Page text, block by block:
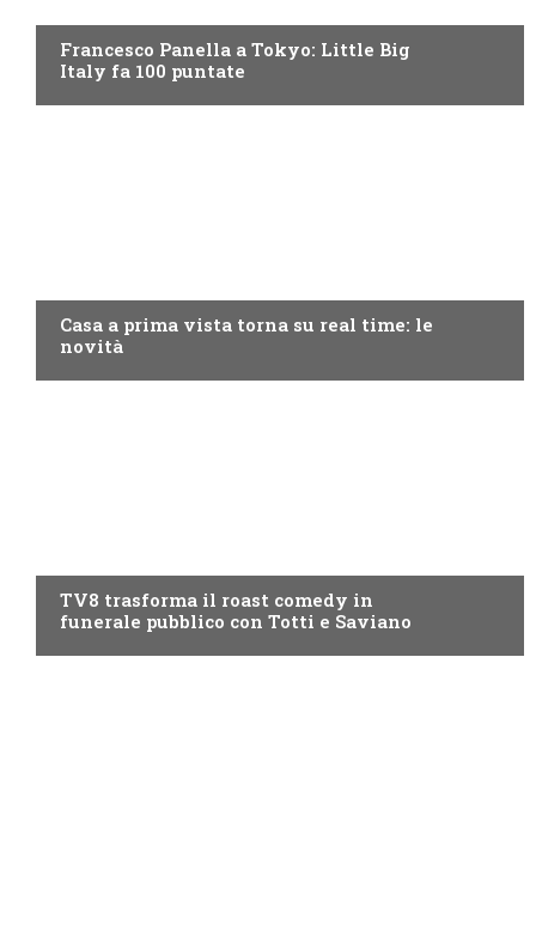
Francesco Panella a Tokyo: Little Big
Italy fa 100 puntate
Casa a prima vista torna su real time: le
novità
TV8 trasforma il roast comedy in
funerale pubblico con Totti e Saviano